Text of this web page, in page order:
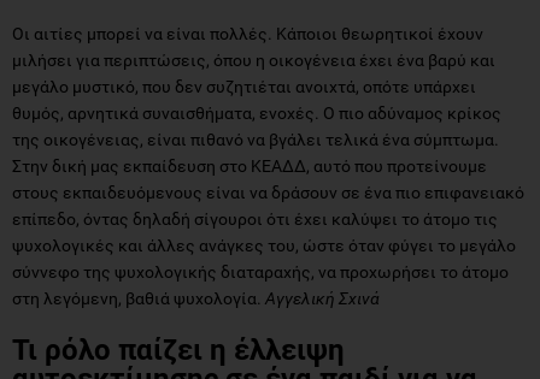
Οι αιτίες μπορεί να είναι πολλές. Κάποιοι θεωρητικοί έχουν
μιλήσει για περιπτώσεις, όπου η οικογένεια έχει ένα βαρύ και
μεγάλο μυστικό, που δεν συζητιέται ανοιχτά, οπότε υπάρχει
θυμός, αρνητικά συναισθήματα, ενοχές. Ο πιο αδύναμος κρίκος
της οικογένειας, είναι πιθανό να βγάλει τελικά ένα σύμπτωμα.
Στην δική μας εκπαίδευση στο ΚΕΑΔΔ, αυτό που προτείνουμε
στους εκπαιδευόμενους είναι να δράσουν σε ένα πιο επιφανειακό
επίπεδο, όντας δηλαδή σίγουροι ότι έχει καλύψει το άτομο τις
ψυχολογικές και άλλες ανάγκες του, ώστε όταν φύγει το μεγάλο
σύννεφο της ψυχολογικής διαταραχής, να προχωρήσει το άτομο
στη λεγόμενη, βαθιά ψυχολογία. Αγγελική Σχινά
Τι ρόλο παίζει η έλλειψη